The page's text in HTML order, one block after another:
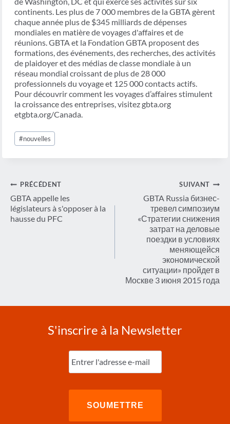
continents. Les plus de 7 000 membres de la GBTA gèrent
chaque année plus de $345 milliards de dépenses
mondiales en matière de voyages d'affaires et de
réunions. GBTA et la Fondation GBTA proposent des
formations, des événements, des recherches, des activités
de plaidoyer et des médias de classe mondiale à un
réseau mondial croissant de plus de 28 000
professionnels du voyage et 125 000 contacts actifs.
Pour découvrir comment les voyages d’affaires stimulent
la croissance des entreprises, visitez gbta.org
etgbta.org/Canada.
Étiquettes
de
#nouvelles
Navigation
de
l’article
PRÉCÉDENT
GBTA appelle les
législateurs à s'opposer à la
hausse du PFC
SUIVANT
GBTA Russia бизнес-
тревел симпозиум
«Стратегии снижения
затрат на деловые
поездки в условиях
меняющейся
экономической
ситуации» пройдет в
Москве 3 июня 2015 года
S'inscrire à la Newsletter
Entrez
l'e-
mail